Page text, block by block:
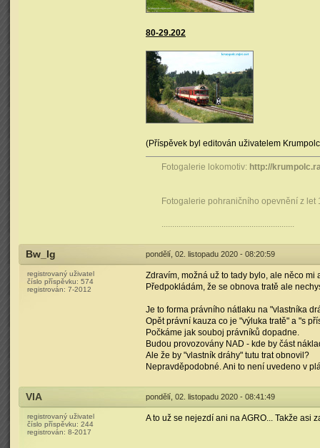
80-29.202
(Příspěvek byl editován uživatelem
Fotogalerie lokomotiv: http://
Fotogalerie pohraničního opevnění z let
..............................................................
Bw_Ig pondělí, 02. listopadu 2020 - 08:20:59
registrovaný uživatel
číslo příspěvku: 574
registrován: 7-2012
Zdravím, možná už to tady bylo, ale něco
Předpokládám, že se obnova tratě ale
Je to forma právního nátlaku na "vlastníka
Opět právní kauza co je "výluka tratě" a "s
Počkáme jak souboj právníků dopadne.
Budou provozovány NAD - kde by část
Ale že by "vlastník dráhy" tutu trat obnovil?
Nepravděpodobné. Ani to není uvedeno v
VIA pondělí, 02. listopadu 2020 - 08:41:49
registrovaný uživatel
číslo příspěvku: 244
registrován: 8-2017
A to už se nejezdí ani na AGRO... Takže asi